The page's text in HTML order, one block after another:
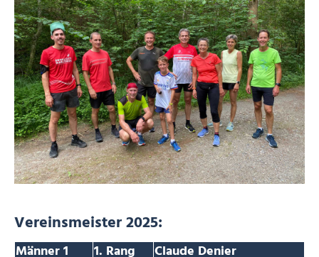
Vereinsmeister 2025:
Männer 1 1. Rang
Claude Denier